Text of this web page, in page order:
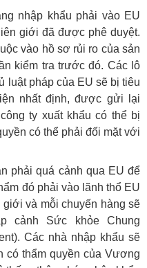
nhập khẩu phải vào EU
giới đã được phê duyệt.
vào hồ sơ rủi ro của sản
kiểm tra trước đó. Các lô
luật pháp của EU sẽ bị tiêu
nhất định, được gửi lại
ty xuất khẩu có thể bị
có thể phải đối mặt với
phải quá cảnh qua EU để
đó phải vào lãnh thổ EU
và mỗi chuyến hàng sẽ
cảnh Sức khỏe Chung
Các nhà nhập khẩu sẽ
có thẩm quyền của Vương